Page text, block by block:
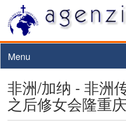
Menu
非洲/加纳 - 非洲
之后修女会隆重